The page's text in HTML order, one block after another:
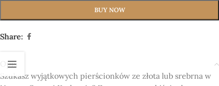
BUY NOW
Share:
Opis
Szukasz wyjątkowych pierścionków ze złota lub srebrna w